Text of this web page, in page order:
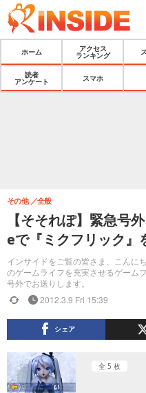
ホーム
アクセス
ランキング
読者
アンケート
スマホ
【そそれぽ】緊急号
eで『ミクフリック』
インサイドをご覧の皆さま、こんに
のゲームライフを充実させるゲーム
号外でお送りします。
その他 全般
2012.3.9 Fri 15:39
シェア
全 5 枚